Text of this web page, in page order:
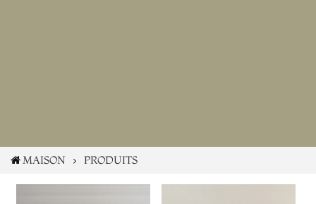
MAISON PRODUITS